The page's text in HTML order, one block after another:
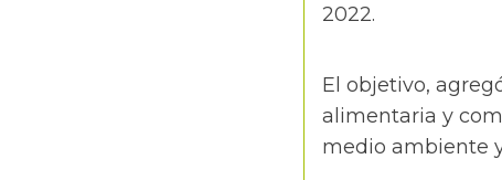
2022.
El objetivo,
alimentaria y
medio ambiente